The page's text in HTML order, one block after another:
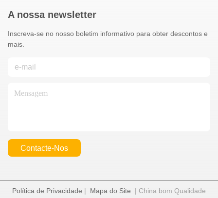
A nossa newsletter
Inscreva-se no nosso boletim informativo para obter descontos e
mais.
Contacte-Nos
Política de Privacidade | Mapa do Site | China bom Qualidade